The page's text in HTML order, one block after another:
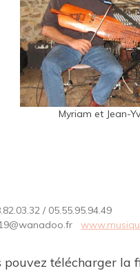
Myriam et Jean-
/ 05.55.95.94.49
pouvez télécharger la